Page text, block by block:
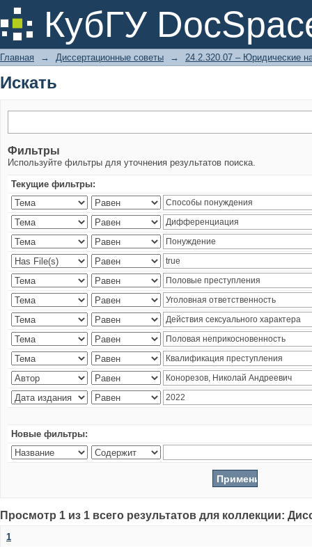
КубГУ
Искать
Главная → Диссертационные советы → 24.2.320.07 – Юридические
Искать
Фильтры
Используйте фильтры для уточнения результатов поиска.
Текущие фильтры:
Новые фильтры:
Просмотр 1 из 1 всего результатов для коллекции:
1